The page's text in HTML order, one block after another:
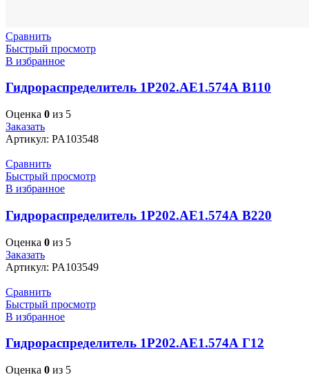
Сравнить
Быстрый просмотр
В избранное
Гидрораспределитель 1Р202.АЕ1.574А В110
Оценка 0 из 5
Заказать
Артикул: PA103548
Сравнить
Быстрый просмотр
В избранное
Гидрораспределитель 1Р202.АЕ1.574А В220
Оценка 0 из 5
Заказать
Артикул: PA103549
Сравнить
Быстрый просмотр
В избранное
Гидрораспределитель 1Р202.АЕ1.574А Г12
Оценка 0 из 5